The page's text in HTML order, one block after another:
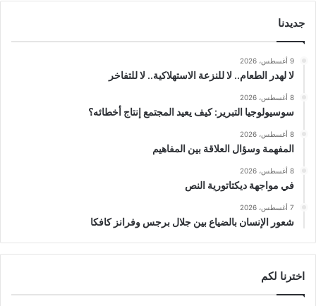
جديدنا
9 أغسطس، 2026
لا لهدر الطعام.. لا للنزعة الاستهلاكية.. لا للتفاخر
8 أغسطس، 2026
سوسيولوجيا التبرير: كيف يعيد المجتمع إنتاج أخطائه؟
8 أغسطس، 2026
المفهمة وسؤال العلاقة بين المفاهيم
8 أغسطس، 2026
في مواجهة ديكتاتورية النص
7 أغسطس، 2026
شعور الإنسان بالضياع بين جلال برجس وفرانز كافكا
اخترنا لكم